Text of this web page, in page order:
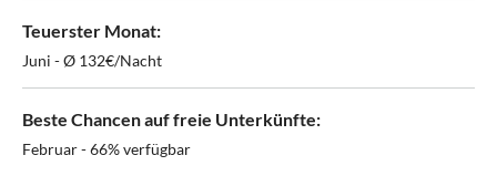
Teuerster Monat:
Juni - Ø 132€/Nacht
Beste Chancen auf freie Unterkünfte:
Februar - 66% verfügbar